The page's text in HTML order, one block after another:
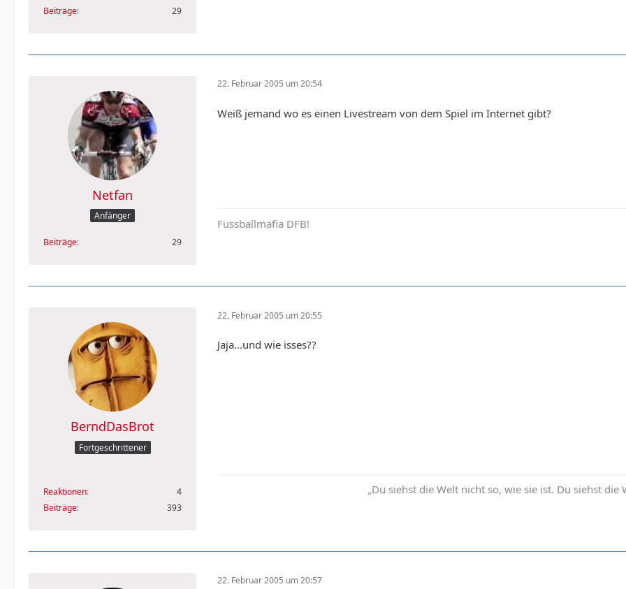
Beiträge 29
Netfan
Anfänger
Beiträge 29
22. Februar 2005 um 20:54
Weiß jemand wo es einen Livestream von dem Spiel im Internet gibt?
Fussballmafia DFB!
BerndDasBrot
Fortgeschrittener
Reaktionen
4
Beiträge
393
22. Februar 2005 um 20:55
Jaja...und wie isses??
„Du siehst die Welt nicht so, wie sie ist. Du siehst
22. Februar 2005 um 20:57